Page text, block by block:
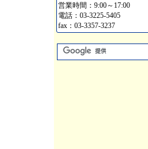
営業時間：9:00～17:00
電話：03-3225-5405
fax：03-3357-3237